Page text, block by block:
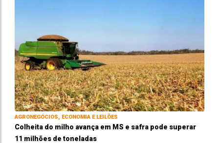
AGRONEGÓCIOS, ECONOMIA E LEILÕES
Colheita do milho avança em MS e safra pode superar
11 milhões de toneladas